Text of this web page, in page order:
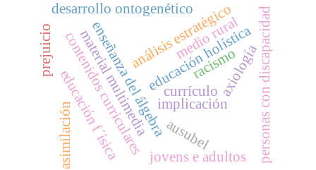
currículo
implicación
axiología
material multimedia
enseñanza del álgebraeducación holística
análisis estratégico
contenidos curriculares
educación f´ísica personas con discapacidad
desarrollo ontogenético
asimilación
racismo
prejuicio
ausubel
medio rural
jovens e adultos